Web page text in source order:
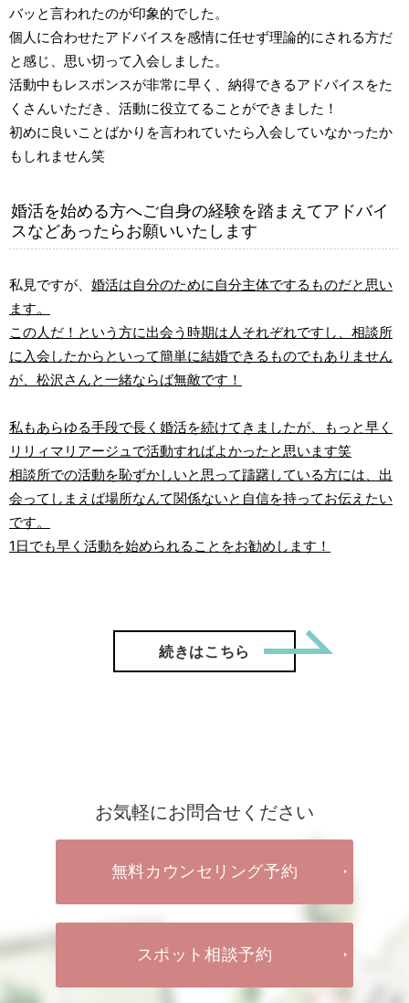
バッと言われたのが印象的でした。
個人に合わせたアドバイスを感情に任せず理論的にされる方だ
と感じ、思い切って入会しました。
活動中もレスポンスが非常に早く、納得できるアドバイスをた
くさんいただき、活動に役立てることができました！
初めに良いことばかりを言われていたら入会していなかったか
もしれません笑
婚活を始める方へご自身の経験を踏まえてアドバイ
スなどあったらお願いいたします
私見ですが、 婚活は自分のために自分主体でするものだと思い
ます。
この人だ！という方に出会う時期は人それぞれですし、相談所
に入会したからといって簡単に結婚できるものでもありません
が、松沢さんと一緒ならば無敵です！
私もあらゆる手段で長く婚活を続けてきましたが、もっと早く
リリィマリアージュで活動すればよかったと思います笑
相談所での活動を恥ずかしいと思って躊躇している方には、出
会ってしまえば場所なんて関係ないと自信を持ってお伝えたい
です。
1日でも早く活動を始められることをお勧めします！
続きはこちら
お気軽にお問合せください
無料カウンセリング予約
スポット相談予約